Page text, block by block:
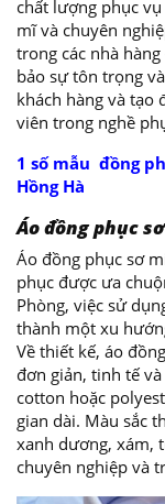
chất lượng phục
mĩ và chuyên
trong các nhà
bảo sự tôn trọng
khách hàng và tạo
viên trong nghề
1 số mẫu đồng
Hồng Hà
Áo đồng phục
Áo đồng phục sơ
phục được ưa
Phòng, việc sử
thành một xu
Về thiết kế, áo
đơn giản, tinh tế
cotton hoặc
gian dài. Màu sắc
xanh dương, xám,
chuyên nghiệp và